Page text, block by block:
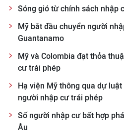
Chuyên trang TP. Hồ Chí
CHUYÊN ĐỀ
CÁC CHUYÊN TRANG
VỀ BÁO NHÂN DÂN
THỜI NAY
Sóng gió từ chính sách nhập
Mỹ bắt đầu chuyển người
Guantanamo
Mỹ và Colombia đạt thỏa
cư trái phép
Hạ viện Mỹ thông qua dự
người nhập cư trái phép
Số người nhập cư bất hợp
Âu